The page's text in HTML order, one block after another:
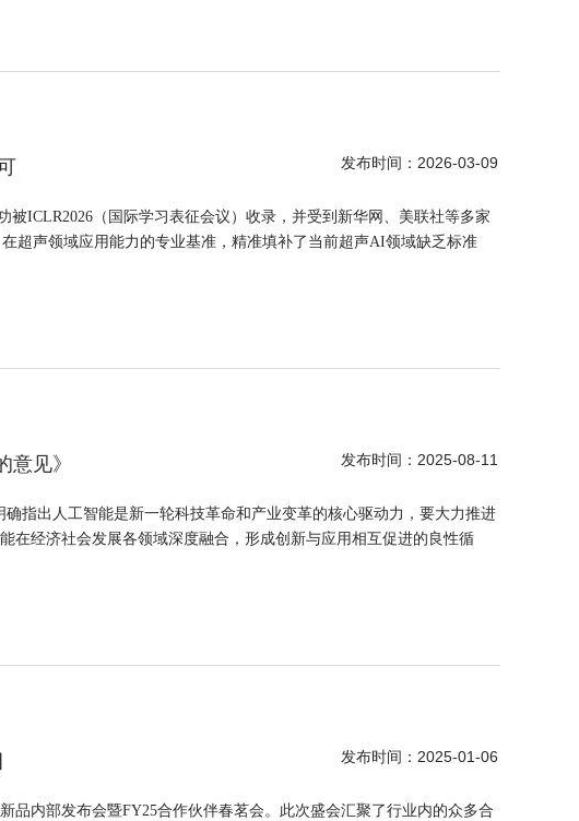
发布时间： 2026-03-09
ICLR2026（国际学习表征会议）收录，并受到新华网、美联社等多家
超声领域应用能力的专业基准，精准填补了当前超声AI领域缺乏标准
见》 发布时间： 2025-08-11
指出人工智能是新一轮科技革命和产业变革的核心驱动力，要大力推进
在经济社会发展各领域深度融合，形成创新与应用相互促进的良性循
发布时间： 2025-01-06
品内部发布会暨FY25合作伙伴春茗会。此次盛会汇聚了行业内的众多合